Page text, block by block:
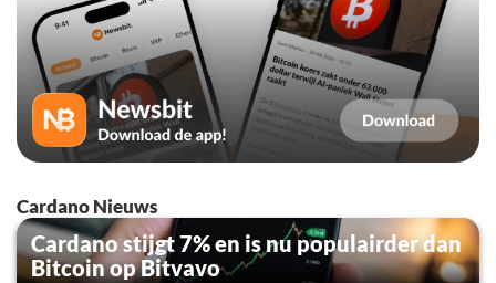
Cardano Nieuws
Cardano stijgt 7% en is nu populairder dan
Bitcoin op Bitvavo